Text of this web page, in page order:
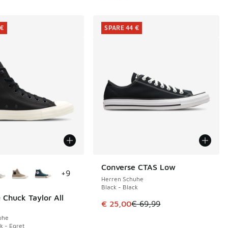
Chuck Taylor All
- Egret
+9
Converse CTAS Low
Herren Schuhe
Black - Black
Dieser Artikel ist im Sale. Der
€ 25,00€ 69,99
SPARE 44 €
SPARE 44 €